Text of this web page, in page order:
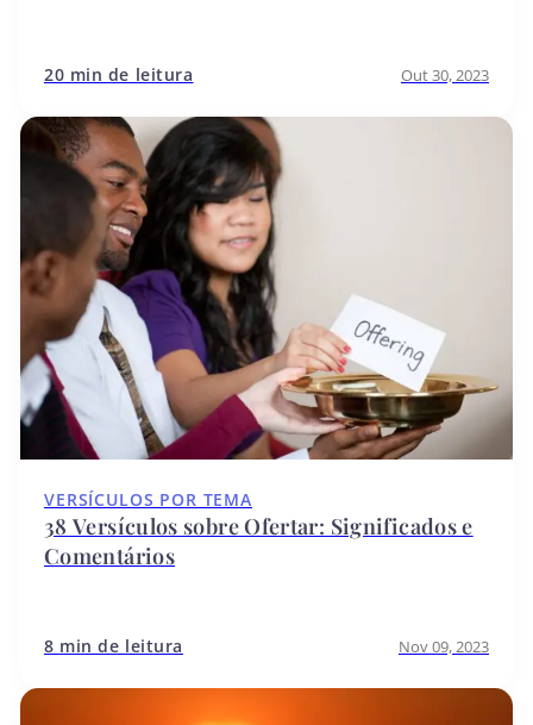
20 min de leitura Out 30, 2023
VERSÍCULOS POR TEMA
38 Versículos sobre Ofertar: Significados e
Comentários
8 min de leitura Nov 09, 2023